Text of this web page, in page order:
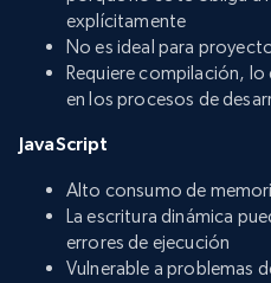
explícitamente
No es ideal para
Requiere compilación,
en los procesos de
JavaScript
Alto consumo de
La escritura dinámica
errores de ejecución
Vulnerable a problemas